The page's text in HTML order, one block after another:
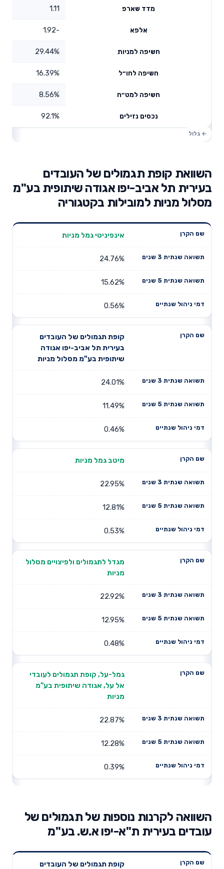
מדד שארפ 1.11
אלפא -1.92
חשיפה למניות 29.44%
חשיפה לחו״ל 16.39%
חשיפה למט״ח 8.56%
נכסים נזילים 92.1%
השוואת קופת תגמולים של העובדים
בעירית תל אביב-יפו אגודה שיתופית בע"מ
מסלול מניות למובילות בקטגוריה
שנים
תשואה
אינפיניטי גמל מניות
24.76%
15.62%
0.56%
קופת תגמולים של העובדים
בעירית תל אביב-יפו אגודה
שיתופית בע"מ מסלול מניות
24.01%
11.49%
0.46%
מיטב גמל מניות
22.95%
12.81%
0.53%
מגדל לתגמולים ולפיצויים מסלול
מניות
22.92%
12.95%
0.48%
גמל-על, קופת תגמולים לעובדי
אל על, אגודה שיתופית בע"מ
מניות
22.87%
12.28%
0.39%
השוואה לקרנות נוספות של תגמולים של
עובדים בעירית ת"א-יפו א.ש. בע"מ
תשואה
קופת תגמולים של העובדים